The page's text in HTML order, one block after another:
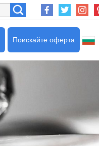
Поискайте оферта